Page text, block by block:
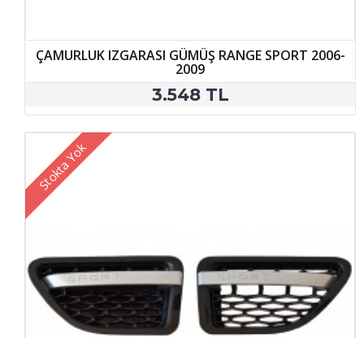
ÇAMURLUK IZGARASI GÜMÜŞ RANGE SPORT 2006-
2009
3.548 TL
Stokta Yok